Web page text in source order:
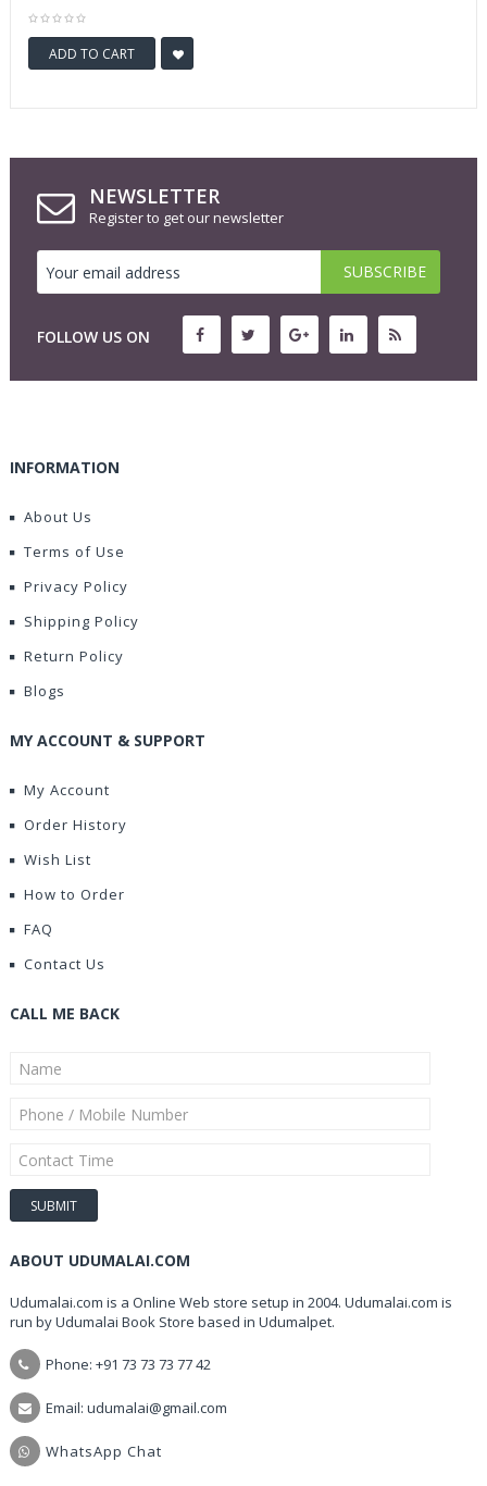
ADD TO CART
NEWSLETTER
Register to get our newsletter
FOLLOW US ON
INFORMATION
About Us
Terms of Use
Privacy Policy
Shipping Policy
Return Policy
Blogs
MY ACCOUNT & SUPPORT
My Account
Order History
Wish List
How to Order
FAQ
Contact Us
CALL ME BACK
ABOUT UDUMALAI.COM
Udumalai.com is a Online Web store setup in 2004. Udumalai.com is
run by Udumalai Book Store based in Udumalpet.
Phone: +91 73 73 73 77 42
Email: udumalai@gmail.com
WhatsApp Chat